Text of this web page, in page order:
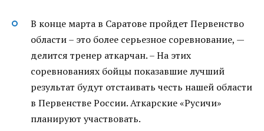
В конце марта в Саратове пройдет Первенство
области – это более серьезное соревнование, —
делится тренер аткарчан. – На этих
соревнованиях бойцы показавшие лучший
результат будут отстаивать честь нашей области
в Первенстве России. Аткарские «Русичи»
планируют участвовать.